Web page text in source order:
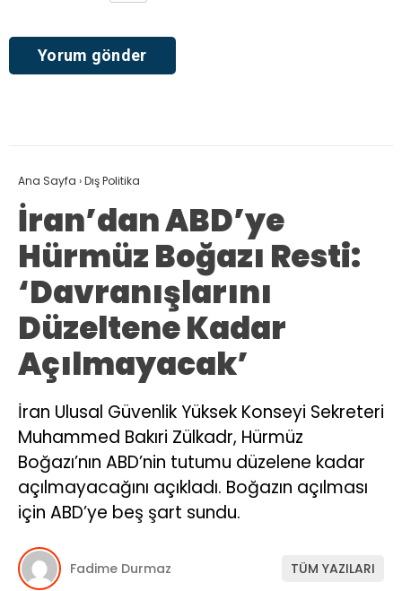
Ana Sayfa ›Dış Politika
İran’dan ABD’ye
Hürmüz Boğazı Resti:
‘Davranışlarını
Düzeltene Kadar
Açılmayacak’
İran Ulusal Güvenlik Yüksek Konseyi Sekreteri
Muhammed Bakıri Zülkadr, Hürmüz
Boğazı’nın ABD’nin tutumu düzelene kadar
açılmayacağını açıkladı. Boğazın açılması
için ABD’ye beş şart sundu.
Fadime Durmaz TÜM YAZILARI